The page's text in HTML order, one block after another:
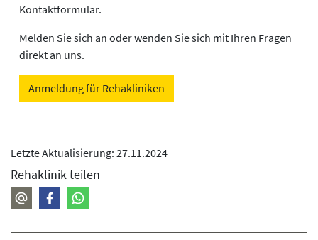
Kontaktformular.
Melden Sie sich an oder wenden Sie sich mit Ihren Fragen
direkt an uns.
Anmeldung für Rehakliniken
Letzte Aktualisierung: 27.11.2024
Rehaklinik teilen